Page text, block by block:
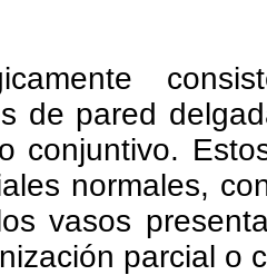
de pared
conjuntivo.
normales,
vasos
parcial o